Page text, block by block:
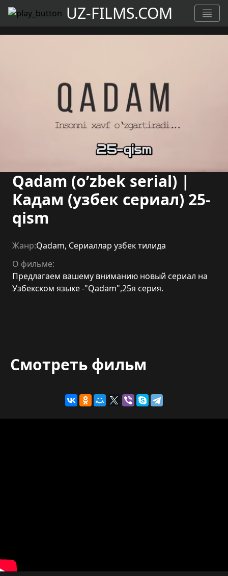
UZ-FILMS.COM
Qadam (o’zbek serial) |
Кадам (узбек сериал) 25-
qism
Жанр:Qadam, Сериаллар узбек тилида
О фильме:
Предлагаем вашему вниманию новый сериал на
Узбекском языке -"Qadam",25я серия.
Смотреть фильм